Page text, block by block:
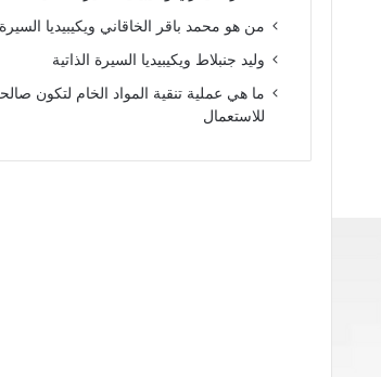
من هو محمد باقر الخاقاني ويكيبيديا السيرة
وليد جنبلاط ويكيبيديا السيرة الذاتية
ما هي عملية تنقية المواد الخام لتكون
للاستعمال